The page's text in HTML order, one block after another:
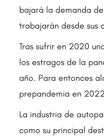
bajará la demanda
trabajarán desde sus
Tras sufrir en 2020
los estragos de la
año. Para entonces
prepandemia en
La industria de
como su principal